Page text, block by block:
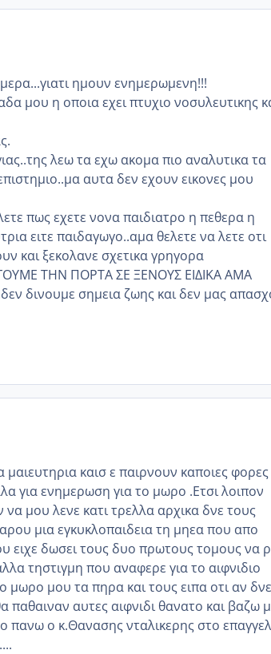
ημουν ενημερωμενη!!!
μου η οποια εχει πτυχιο νοσυλευτικης
λεω τα εχω ακομα πιο αναλυτικα τα
αυτα δεν εχουν εικονες μου
πως εχετε νονα παιδιατρο η πεθερα η
ειτε παιδαγωγο..αμα θελετε να λετε οτι
και ξεκολανε σχετικα γρηγορα
ΤΗΝ ΠΟΡΤΑ ΣΕ ΞΕΝΟΥΣ ΕΙΔΙΚΑ ΑΜΑ
δινουμε σημεια ζωης και δεν μας
καισ ε παιρνουν καποιες
για ενημερωση για το μωρο .Ετσι λοιπον
να μου λενε κατι τρελλα αρχικα δνε τους
μια εγκυκλοπαιδεια τη μηεα που απο
ειχε δωσει τους δυο πρωτους τομους να
τηστιγμη που αναφερε για το αιφνιδιο
μωρο μου τα πηρα και τους ειπα οτι αν δνε
αυτες αιφνιδι θανατο και βαζω
πανω ο κ.Θανασης νταλικερης στο